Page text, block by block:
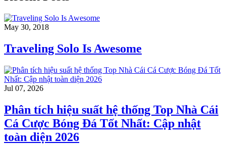
May 30, 2018
Traveling Solo Is Awesome
Jul 07, 2026
Phân tích hiệu suất hệ thống Top Nhà Cái
Cá Cược Bóng Đá Tốt Nhất: Cập nhật
toàn diện 2026